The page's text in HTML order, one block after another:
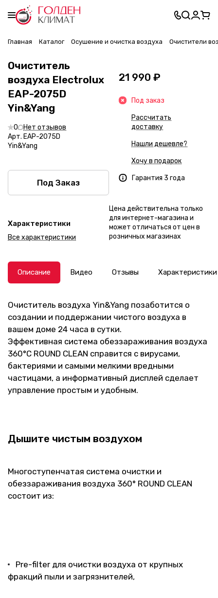
Главная Каталог Осушение и очистка воздуха Очистители
Очиститель
воздуха Electrolux
EAP-2075D
Yin&Yang
0
Нет отзывов
Арт. EAP-2075D
Yin&Yang
Под Заказ
Характеристики
Все характеристики
21 990 ₽
Под заказ
Рассчитать
доставку
Нашли дешевле?
Хочу в подарок
Гарантия 3 года
Цена действительна только
для интернет-магазина и
может отличаться от цен в
розничных магазинах
Описание Видео Отзывы Характеристики
Очиститель воздуха Yin&Yang позаботится о
создании и поддержании чистого воздуха в
вашем доме 24 часа в сутки.
Эффективная система обеззараживания воздуха
360°С ROUND CLEAN справится c вирусами,
бактериями и самыми мелкими вредными
частицами, а информативный дисплей сделает
управление простым и удобным.
Дышите чистым воздухом
Многоступенчатая система очистки и
обеззараживания воздуха 360° ROUND CLEAN
состоит из:
Pre-filter для очистки воздуха от крупных
фракций пыли и загрязнителей,